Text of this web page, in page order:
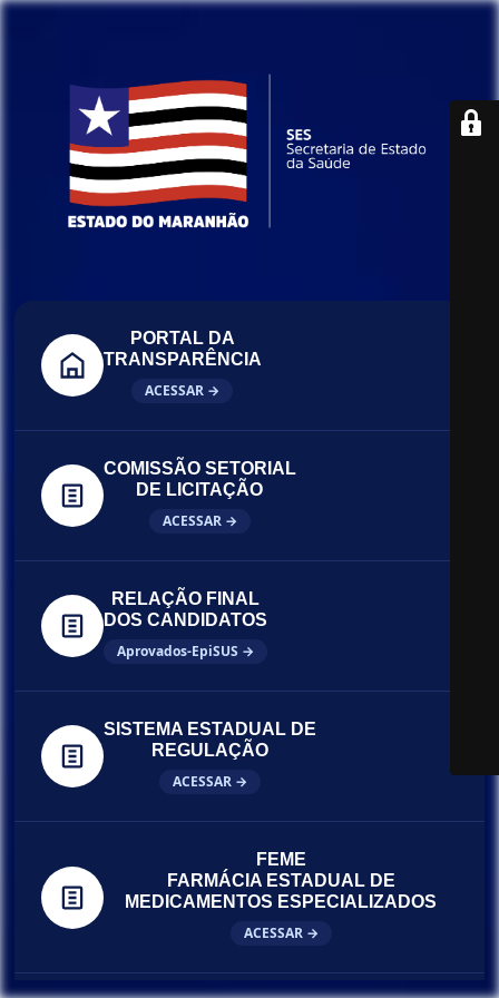
PORTAL DA
TRANSPARÊNCIA
ACESSAR →
COMISSÃO SETORIAL
DE LICITAÇÃO
ACESSAR →
RELAÇÃO FINAL
DOS CANDIDATOS
Aprovados-EpiSUS →
SISTEMA ESTADUAL DE
REGULAÇÃO
ACESSAR →
FEME
FARMÁCIA ESTADUAL DE
MEDICAMENTOS ESPECIALIZADOS
ACESSAR →